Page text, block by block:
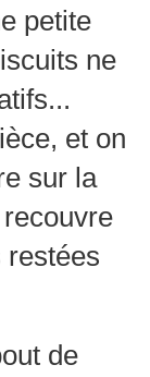
petite
ne
et on
sur la
restées
de